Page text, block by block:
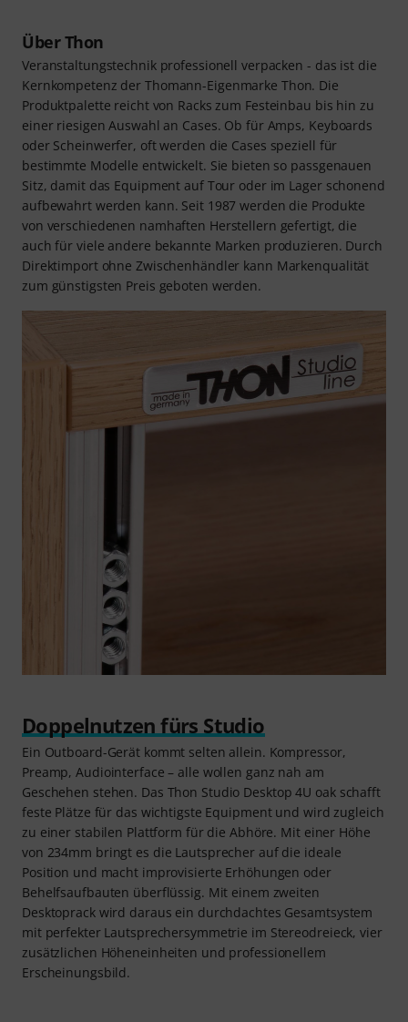
Über Thon
Veranstaltungstechnik professionell verpacken - das ist die
Kernkompetenz der Thomann-Eigenmarke Thon. Die
Produktpalette reicht von Racks zum Festeinbau bis hin zu
einer riesigen Auswahl an Cases. Ob für Amps, Keyboards
oder Scheinwerfer, oft werden die Cases speziell für
bestimmte Modelle entwickelt. Sie bieten so passgenauen
Sitz, damit das Equipment auf Tour oder im Lager schonend
aufbewahrt werden kann. Seit 1987 werden die Produkte
von verschiedenen namhaften Herstellern gefertigt, die
auch für viele andere bekannte Marken produzieren. Durch
Direktimport ohne Zwischenhändler kann Markenqualität
zum günstigsten Preis geboten werden.
Doppelnutzen fürs Studio
Ein Outboard-Gerät kommt selten allein. Kompressor,
Preamp, Audiointerface – alle wollen ganz nah am
Geschehen stehen. Das Thon Studio Desktop 4U oak schafft
feste Plätze für das wichtigste Equipment und wird zugleich
zu einer stabilen Plattform für die Abhöre. Mit einer Höhe
von 234mm bringt es die Lautsprecher auf die ideale
Position und macht improvisierte Erhöhungen oder
Behelfsaufbauten überflüssig. Mit einem zweiten
Desktoprack wird daraus ein durchdachtes Gesamtsystem
mit perfekter Lautsprechersymmetrie im Stereodreieck, vier
zusätzlichen Höheneinheiten und professionellem
Erscheinungsbild.